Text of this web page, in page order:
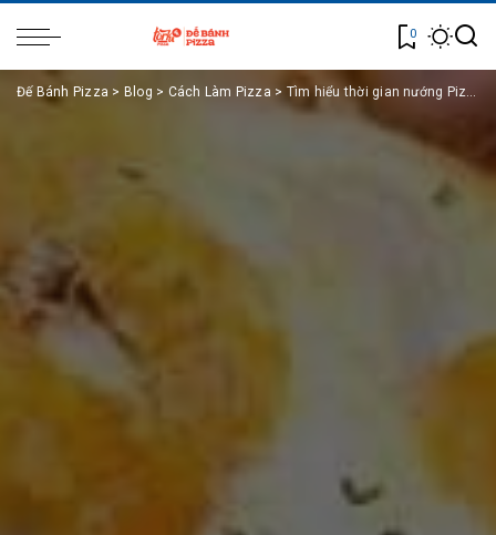
0
Đế Bánh Pizza > Blog > Cách Làm Pizza > Tìm hiểu thời gian nướng Pizza bằng nồi chiên không dầu lâu hay nhanh?